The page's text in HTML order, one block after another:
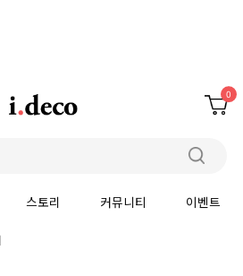
0
스토리 커뮤니티 이벤트